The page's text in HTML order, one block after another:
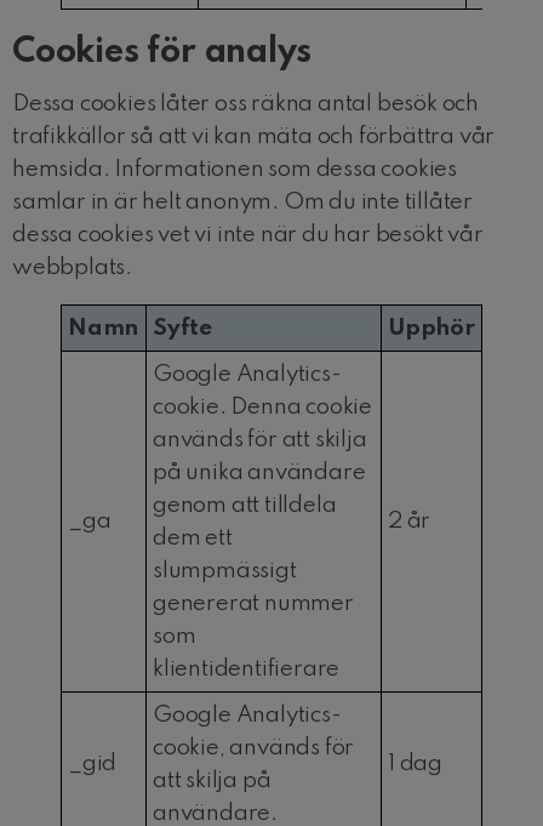
Cookies för analys
Dessa cookies låter oss räkna antal besök och
trafikkällor så att vi kan mäta och förbättra vår
hemsida. Informationen som dessa cookies
samlar in är helt anonym. Om du inte tillåter
dessa cookies vet vi inte när du har besökt vår
webbplats.
Namn Syfte Upphör
_ga
Google Analytics-
cookie. Denna cookie
används för att skilja
på unika användare
genom att tilldela
dem ett
slumpmässigt
genererat nummer
som
klientidentifierare
2 år
_gid
Google Analytics-
cookie, används för
att skilja på
användare.
1 dag